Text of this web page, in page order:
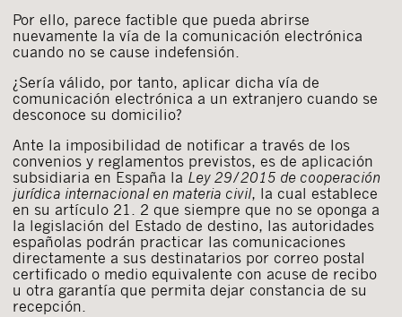
Por ello, parece factible que pueda abrirse
nuevamente la vía de la comunicación electrónica
cuando no se cause indefensión.
¿Sería válido, por tanto, aplicar dicha vía de
comunicación electrónica a un extranjero cuando se
desconoce su domicilio?
Ante la imposibilidad de notificar a través de los
convenios y reglamentos previstos, es de aplicación
subsidiaria en España la Ley 29/2015 de cooperación
jurídica internacional en materia civil, la cual establece
en su artículo 21. 2 que siempre que no se oponga a
la legislación del Estado de destino, las autoridades
españolas podrán practicar las comunicaciones
directamente a sus destinatarios por correo postal
certificado o medio equivalente con acuse de recibo
u otra garantía que permita dejar constancia de su
recepción.